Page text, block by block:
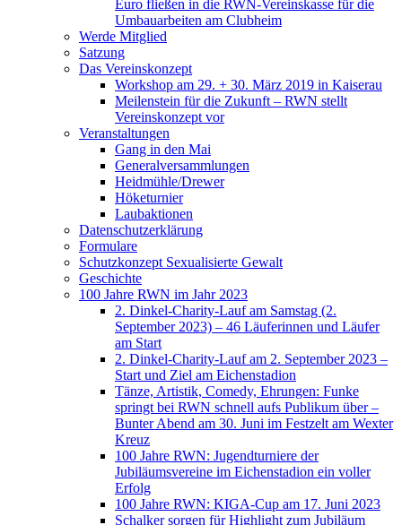
Euro fließen in die RWN-Vereinskasse für die
Umbauarbeiten am Clubheim
Werde Mitglied
Satzung
Das Vereinskonzept
Workshop am 29. + 30. März 2019 in Kaiserau
Meilenstein für die Zukunft – RWN stellt
Vereinskonzept vor
Veranstaltungen
Gang in den Mai
Generalversammlungen
Heidmühle/Drewer
Höketurnier
Laubaktionen
Datenschutzerklärung
Formulare
Schutzkonzept Sexualisierte Gewalt
Geschichte
100 Jahre RWN im Jahr 2023
2. Dinkel-Charity-Lauf am Samstag (2.
September 2023) – 46 Läuferinnen und Läufer
am Start
2. Dinkel-Charity-Lauf am 2. September 2023 –
Start und Ziel am Eichenstadion
Tänze, Artistik, Comedy, Ehrungen: Funke
springt bei RWN schnell aufs Publikum über –
Bunter Abend am 30. Juni im Festzelt am Wexter
Kreuz
100 Jahre RWN: Jugendturniere der
Jubiläumsvereine im Eichenstadion ein voller
Erfolg
100 Jahre RWN: KIGA-Cup am 17. Juni 2023
Schalker sorgen für Highlight zum Jubiläum